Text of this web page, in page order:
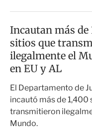
Incautan más de
sitios que
ilegalmente el
en EU y AL
El Departamento de
incautó más de
transmitieron
Mundo.